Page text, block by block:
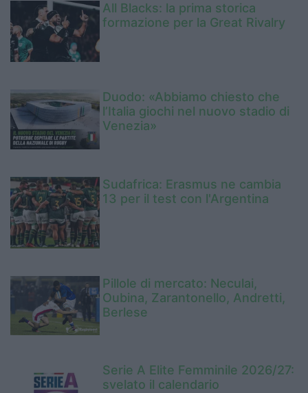
All Blacks: la prima storica
formazione per la Great Rivalry
Duodo: «Abbiamo chiesto che
l’Italia giochi nel nuovo stadio di
Venezia»
Sudafrica: Erasmus ne cambia
13 per il test con l'Argentina
Pillole di mercato: Neculai,
Oubina, Zarantonello, Andretti,
Berlese
Serie A Elite Femminile 2026/27:
svelato il calendario